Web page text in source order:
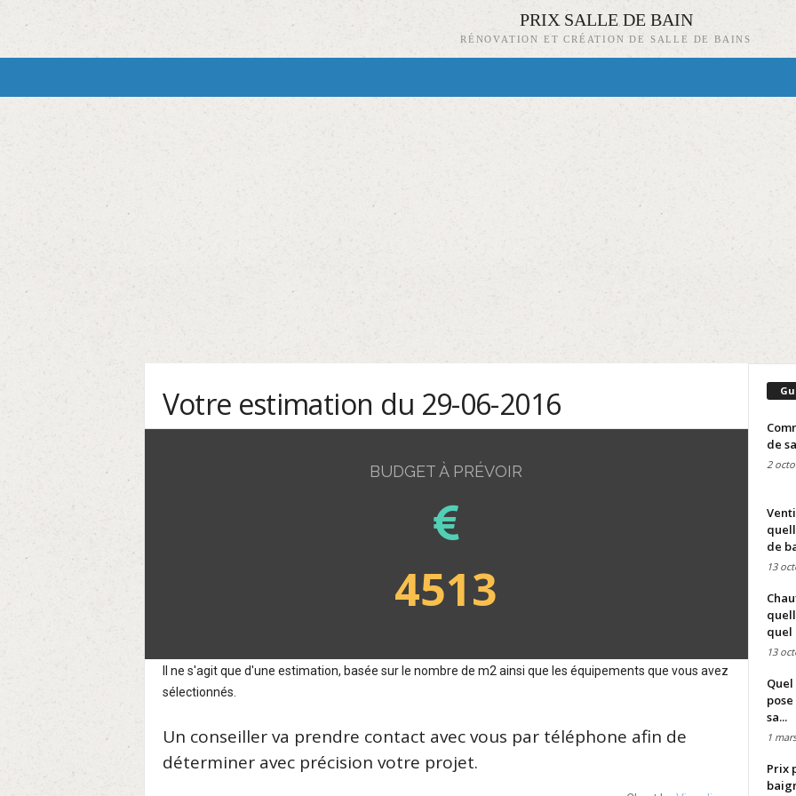
PRIX SALLE DE BAIN
RÉNOVATION ET CRÉATION DE SALLE DE BAINS
Votre estimation du 29-06-2016
BUDGET À PRÉVOIR
4513
Il ne s'agit que d'une estimation, basée sur le nombre de m2 ainsi que les équipements que vous avez
sélectionnés.
Un conseiller va prendre contact avec vous par téléphone afin de
déterminer avec précision votre projet.
de
2
de
13
quel
13
sa...
1
Prix